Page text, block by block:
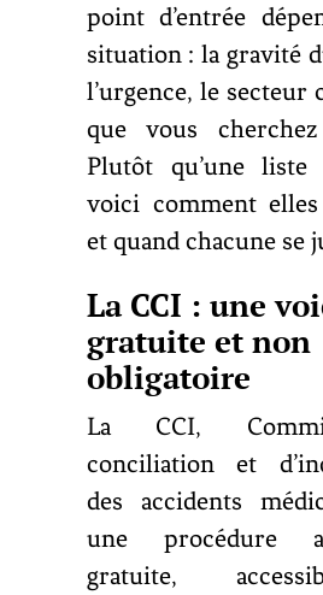
point d’entrée
situation : la gravité
l’urgence, le secteur
que vous
Plutôt qu’une liste
voici comment elles
et quand chacune se
La CCI : une
gratuite et non
obligatoire
La CCI,
conciliation et
des accidents
une procédure
gratuite,